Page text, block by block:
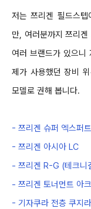
저는 쯔리겐 필드스텝
만, 여러분까지 쯔리겐
여러 브랜드가 있으니
제가 사용했던 장비
모델로 권해 봅니다.
- 쯔리겐 슈퍼 엑스퍼트
- 쯔리겐 아시아 LC
- 쯔리겐 R-G (테크니
- 쯔리겐 토너먼트 아
- 기자쿠라 전층 쿠지라